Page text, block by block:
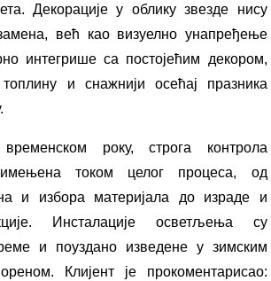
Декорације у облику звезде нису
већ као визуелно унапређење
интегрише са постојећим декором,
и снажнији осећај празника
року, строга контрола
током целог процеса, од
и избора материјала до израде и
Инсталације осветљења су
и поуздано изведене у зимским
Клијент је прокоментарисао: